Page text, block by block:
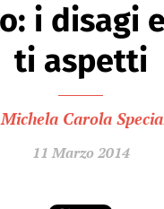
i disagi
ti aspetti
Michela Carola
11 Marzo 2014